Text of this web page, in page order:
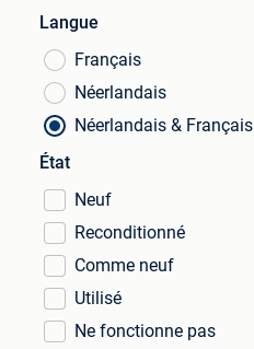
Langue
Français
Néerlandais
Néerlandais & Français
État
Neuf
Reconditionné
Comme neuf
Utilisé
Ne fonctionne pas